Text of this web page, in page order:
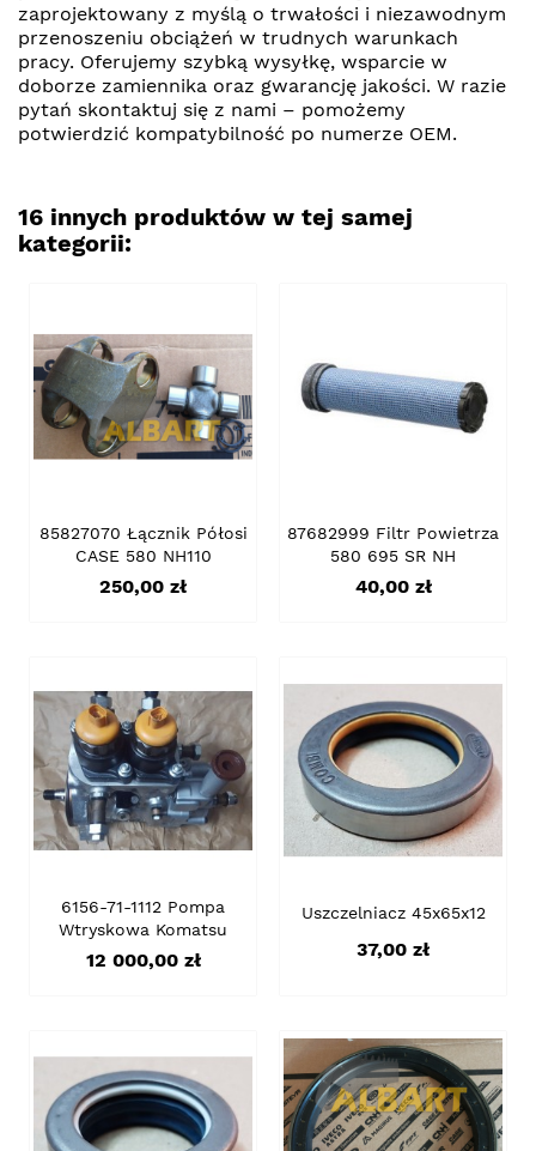
zaprojektowany z myślą o trwałości i niezawodnym
przenoszeniu obciążeń w trudnych warunkach
pracy. Oferujemy szybką wysyłkę, wsparcie w
doborze zamiennika oraz gwarancję jakości. W razie
pytań skontaktuj się z nami – pomożemy
potwierdzić kompatybilność po numerze OEM.
16 innych produktów w tej samej
kategorii:
85827070 Łącznik Półosi
CASE 580 NH110
Cena
250,00 zł
87682999 Filtr Powietrza
580 695 SR NH
Cena
40,00 zł
6156-71-1112 Pompa
Wtryskowa Komatsu
Cena
12 000,00 zł
Uszczelniacz 45x65x12
Cena
37,00 zł